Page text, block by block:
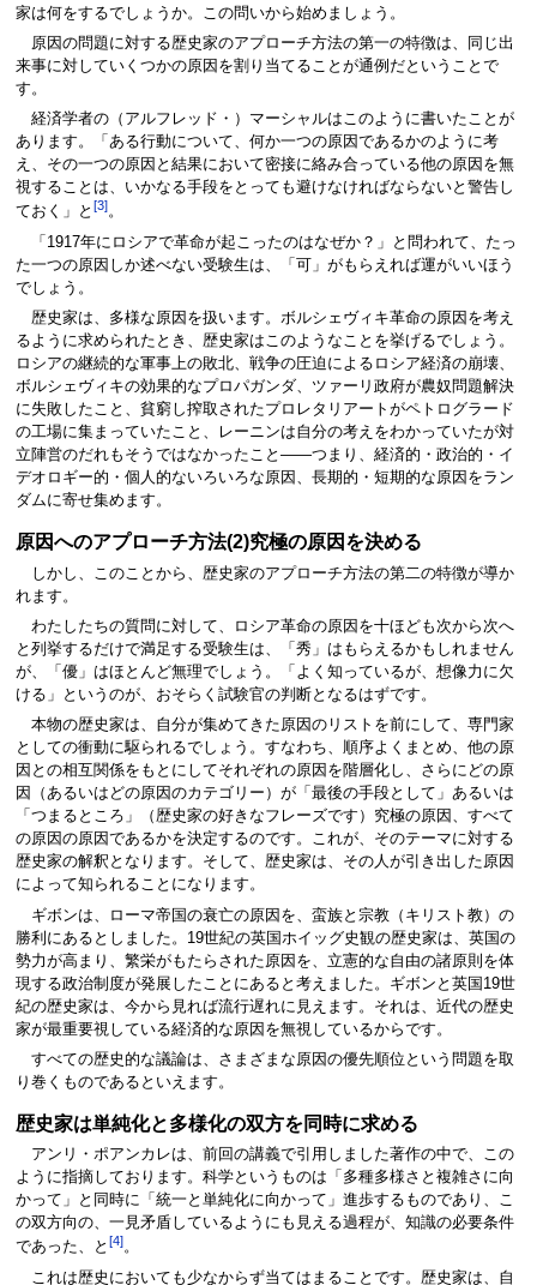
家は何をするでしょうか。この問いから始めましょう。
原因の問題に対する歴史家のアプローチ方法の第一の特徴は、同じ出
来事に対していくつかの原因を割り当てることが通例だということで
す。
経済学者の（アルフレッド・）マーシャルはこのように書いたことが
あります。「ある行動について、何か一つの原因であるかのように考
え、その一つの原因と結果において密接に絡み合っている他の原因を無
視することは、いかなる手段をとっても避けなければならないと警告し
ておく」と [3]。
「1917年にロシアで革命が起こったのはなぜか？」と問われて、たっ
た一つの原因しか述べない受験生は、「可」がもらえれば運がいいほう
でしょう。
歴史家は、多様な原因を扱います。ボルシェヴィキ革命の原因を考え
るように求められたとき、歴史家はこのようなことを挙げるでしょう。
ロシアの継続的な軍事上の敗北、戦争の圧迫によるロシア経済の崩壊、
ボルシェヴィキの効果的なプロパガンダ、ツァーリ政府が農奴問題解決
に失敗したこと、貧窮し搾取されたプロレタリアートがペトログラード
の工場に集まっていたこと、レーニンは自分の考えをわかっていたが対
立陣営のだれもそうではなかったこと――つまり、経済的・政治的・イ
デオロギー的・個人的ないろいろな原因、長期的・短期的な原因をラン
ダムに寄せ集めます。
原因へのアプローチ方法(2)究極の原因を決める
しかし、このことから、歴史家のアプローチ方法の第二の特徴が導か
れます。
わたしたちの質問に対して、ロシア革命の原因を十ほども次から次へ
と列挙するだけで満足する受験生は、「秀」はもらえるかもしれません
が、「優」はほとんど無理でしょう。「よく知っているが、想像力に欠
ける」というのが、おそらく試験官の判断となるはずです。
本物の歴史家は、自分が集めてきた原因のリストを前にして、専門家
としての衝動に駆られるでしょう。すなわち、順序よくまとめ、他の原
因との相互関係をもとにしてそれぞれの原因を階層化し、さらにどの原
因（あるいはどの原因のカテゴリー）が「最後の手段として」あるいは
「つまるところ」（歴史家の好きなフレーズです）究極の原因、すべて
の原因の原因であるかを決定するのです。これが、そのテーマに対する
歴史家の解釈となります。そして、歴史家は、その人が引き出した原因
によって知られることになります。
ギボンは、ローマ帝国の衰亡の原因を、蛮族と宗教（キリスト教）の
勝利にあるとしました。19世紀の英国ホイッグ史観の歴史家は、英国の
勢力が高まり、繁栄がもたらされた原因を、立憲的な自由の諸原則を体
現する政治制度が発展したことにあると考えました。ギボンと英国19世
紀の歴史家は、今から見れば流行遅れに見えます。それは、近代の歴史
家が最重要視している経済的な原因を無視しているからです。
すべての歴史的な議論は、さまざまな原因の優先順位という問題を取
り巻くものであるといえます。
歴史家は単純化と多様化の双方を同時に求める
アンリ・ポアンカレは、前回の講義で引用しました著作の中で、この
ように指摘しております。科学というものは「多種多様さと複雑さに向
かって」と同時に「統一と単純化に向かって」進歩するものであり、こ
の双方向の、一見矛盾しているようにも見える過程が、知識の必要条件
であった、と [4]。
これは歴史においても少なからず当てはまることです。歴史家は、自